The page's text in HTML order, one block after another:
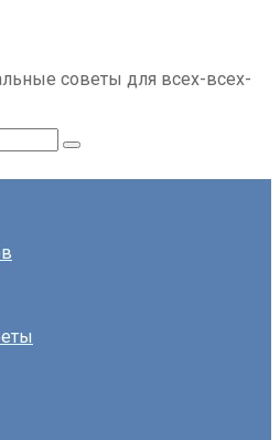
советы для всех-всех-